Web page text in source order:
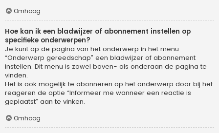
Omhoog
Hoe kan ik een bladwijzer of abonnement instellen op
specifieke onderwerpen?
Je kunt op de pagina van het onderwerp in het menu
“Onderwerp gereedschap” een bladwijzer of abonnement
instellen. Dit menu is zowel boven- als onderaan de pagina te
vinden.
Het is ook mogelijk te abonneren op het onderwerp door bij het
reageren de optie “Informeer me wanneer een reactie is
geplaatst” aan te vinken.
Omhoog